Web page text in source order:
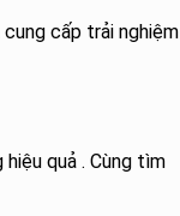
cấp trải nghiệm
quả . Cùng tìm